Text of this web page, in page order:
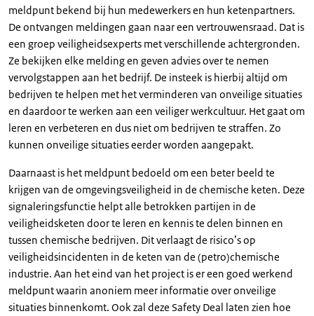
meldpunt bekend bij hun medewerkers en hun ketenpartners.
De ontvangen meldingen gaan naar een vertrouwensraad. Dat is
een groep veiligheidsexperts met verschillende achtergronden.
Ze bekijken elke melding en geven advies over te nemen
vervolgstappen aan het bedrijf. De insteek is hierbij altijd om
bedrijven te helpen met het verminderen van onveilige situaties
en daardoor te werken aan een veiliger werkcultuur. Het gaat om
leren en verbeteren en dus niet om bedrijven te straffen. Zo
kunnen onveilige situaties eerder worden aangepakt.
Daarnaast is het meldpunt bedoeld om een beter beeld te
krijgen van de omgevingsveiligheid in de chemische keten. Deze
signaleringsfunctie helpt alle betrokken partijen in de
veiligheidsketen door te leren en kennis te delen binnen en
tussen chemische bedrijven. Dit verlaagt de risico’s op
veiligheidsincidenten in de keten van de (petro)chemische
industrie. Aan het eind van het project is er een goed werkend
meldpunt waarin anoniem meer informatie over onveilige
situaties binnenkomt. Ook zal deze Safety Deal laten zien hoe